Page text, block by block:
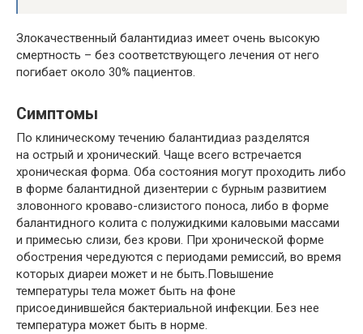
Злокачественный балантидиаз имеет очень высокую
смертность – без соответствующего лечения от него
погибает около 30% пациентов.
Симптомы
По клиническому течению балантидиаз разделятся
на острый и хронический. Чаще всего встречается
хроническая форма. Оба состояния могут проходить либо
в форме балантидной дизентерии с бурным развитием
зловонного кроваво-слизистого поноса, либо в форме
балантидного колита с полужидкими каловыми массами
и примесью слизи, без крови. При хронической форме
обострения чередуются с периодами ремиссий, во время
которых диареи может и не быть.Повышение
температуры тела может быть на фоне
присоединившейся бактериальной инфекции. Без нее
температура может быть в норме.